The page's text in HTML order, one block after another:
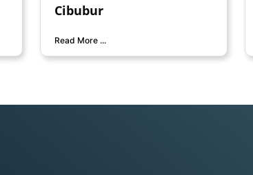
Cibubur
Read More ...